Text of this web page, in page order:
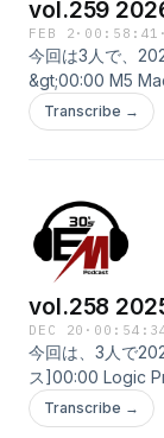
vol.259
FEB 2 · 00:58:41
今回は3人で、
&gt;00:00 M5
(https://
ノーコードでで
Transcribe →
vol.258
DEC 20 ·
今回は、3人で
ス]00:00 Logic
境の進化14:16 エ
連
Transcribe →